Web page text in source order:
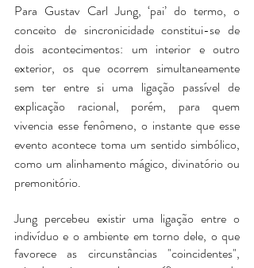
Para Gustav Carl Jung, ‘pai’ do termo, o
conceito de sincronicidade constitui-se de
dois acontecimentos: um interior e outro
exterior, os que ocorrem simultaneamente
sem ter entre si uma ligação passível de
explicação racional, porém, para quem
vivencia esse fenômeno, o instante que esse
evento acontece toma um sentido simbólico,
como um alinhamento mágico, divinatório ou
premonitório.
Jung percebeu existir uma ligação entre o
indivíduo e o ambiente em torno dele, o que
favorece as circunstâncias "coincidentes",